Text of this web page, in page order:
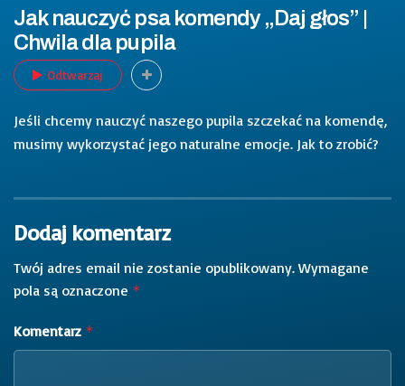
Jak nauczyć psa komendy „Daj głos” |
Chwila dla pupila
Odtwarzaj
Jeśli chcemy nauczyć naszego pupila szczekać na komendę,
musimy wykorzystać jego naturalne emocje. Jak to zrobić?
Dodaj komentarz
Twój adres email nie zostanie opublikowany. Wymagane
pola są oznaczone *
Komentarz *